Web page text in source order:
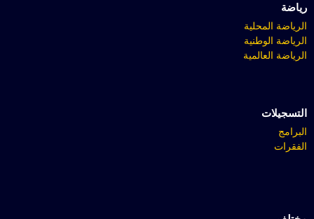
رياضة
الرياضة المحلية
الرياضة الوطنية
الرياضة العالمية
التسجيلات
البرامج
الفقرات